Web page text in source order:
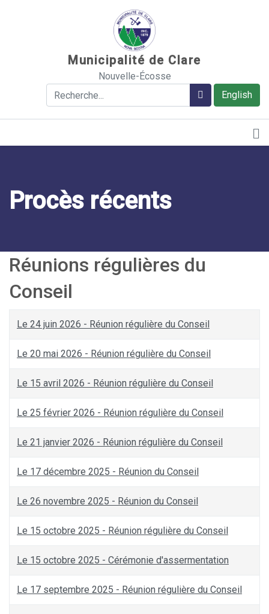
Municipalité de Clare
Nouvelle-Écosse
English
Rechercher Rechercher
Procès récents
Réunions régulières du
Conseil
Le 24 juin 2026 - Réunion régulière du Conseil
Le 20 mai 2026 - Réunion régulière du Conseil
Le 15 avril 2026 - Réunion régulière du Conseil
Le 25 février 2026 - Réunion régulière du Conseil
Le 21 janvier 2026 - Réunion régulière du Conseil
Le 17 décembre 2025 - Réunion du Conseil
Le 26 novembre 2025 - Réunion du Conseil
Le 15 octobre 2025 - Réunion régulière du Conseil
Le 15 octobre 2025 - Cérémonie d'assermentation
Le 17 septembre 2025 - Réunion régulière du Conseil